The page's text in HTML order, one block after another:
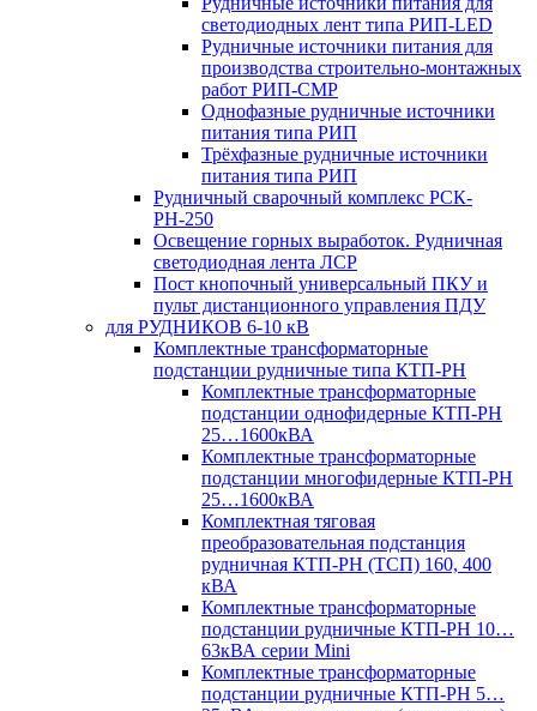
светодиодных лент типа РИП-LED
Рудничные источники питания для
производства строительно-монтажных
работ РИП-СМР
Однофазные рудничные источники
питания типа РИП
Трёхфазные рудничные источники
питания типа РИП
Рудничный сварочный комплекс РСК-
РН-250
Освещение горных выработок. Рудничная
светодиодная лента ЛСР
Пост кнопочный универсальный ПКУ и
пульт дистанционного управления ПДУ
для РУДНИКОВ 6-10 кВ
Комплектные трансформаторные
подстанции рудничные типа КТП-РН
Комплектные трансформаторные
подстанции однофидерные КТП-РН
25…1600кВА
Комплектные трансформаторные
подстанции многофидерные КТП-РН
25…1600кВА
Комплектная тяговая
преобразовательная подстанция
рудничная КТП-РН (ТСП) 160, 400
кВА
Комплектные трансформаторные
подстанции рудничные КТП-РН 10…
63кВА серии Mini
Комплектные трансформаторные
подстанции рудничные КТП-РН 5…